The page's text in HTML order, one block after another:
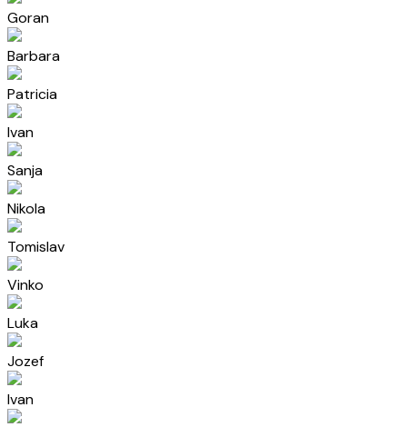
Goran
Barbara
Patricia
Ivan
Sanja
Nikola
Tomislav
Vinko
Luka
Jozef
Ivan